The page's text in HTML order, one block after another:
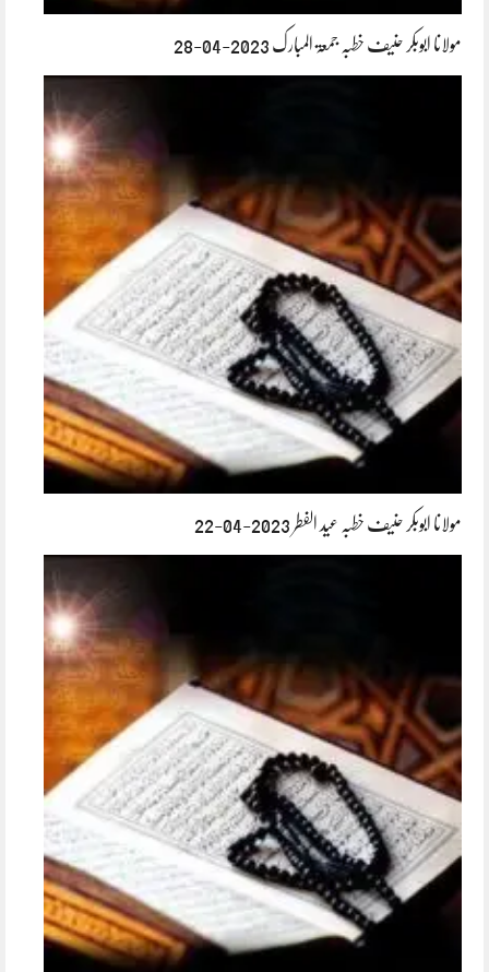
مولانا ابوبکر حنیف خطبہ جمعۃ المبارک 2023-04-28
مولانا ابوبکر حنیف خطبہ عید الفطر 2023-04-22